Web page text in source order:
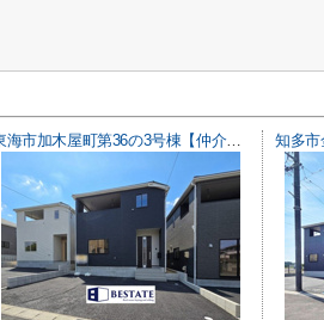
東海市加木屋町第36の3号棟【仲介手数料0円】